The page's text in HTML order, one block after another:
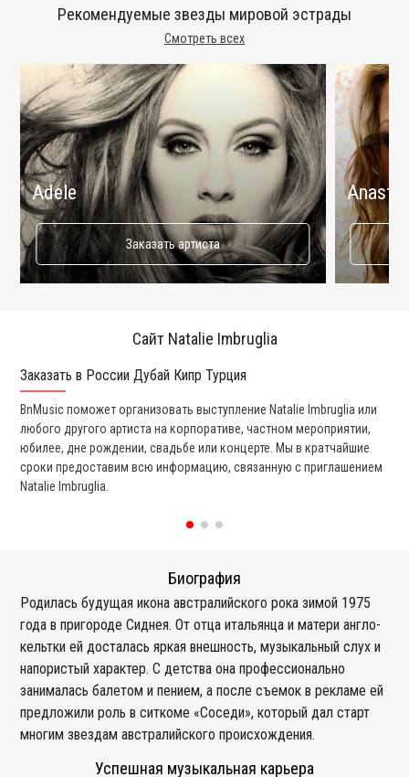
Смотреть всех
Рекомендуемые звезды мировой эстрады
Adele
Заказать артиста
Сайт Natalie Imbruglia
Заказать в России Дубай Кипр Турция
BnMusic поможет организовать выступление Natalie Imbruglia или
любого другого артиста на корпоративе, частном мероприятии,
юбилее, дне рождении, свадьбе или концерте. Мы в кратчайшие
сроки предоставим всю информацию, связанную с приглашением
Natalie Imbruglia.
Биография
Родилась будущая икона австралийского рока зимой 1975
года в пригороде Сиднея. От отца итальянца и матери англо-
кельтки ей досталась яркая внешность, музыкальный слух и
напористый характер. С детства она профессионально
занималась балетом и пением, а после съемок в рекламе ей
предложили роль в ситкоме «Соседи», который дал старт
многим звездам австралийского происхождения.
Успешная музыкальная карьера